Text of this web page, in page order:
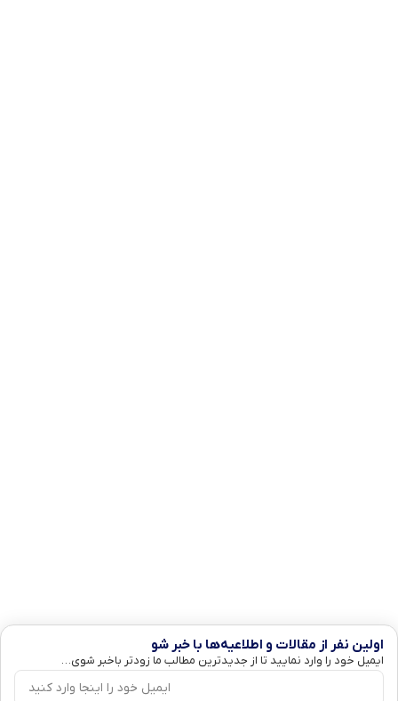
اولین نفر از مقالات و اطلاعیه‌ها با خبر شو
ایمیل خود را وارد نمایید تا از جدیدترین مطالب ما زودتر باخبر شوی…